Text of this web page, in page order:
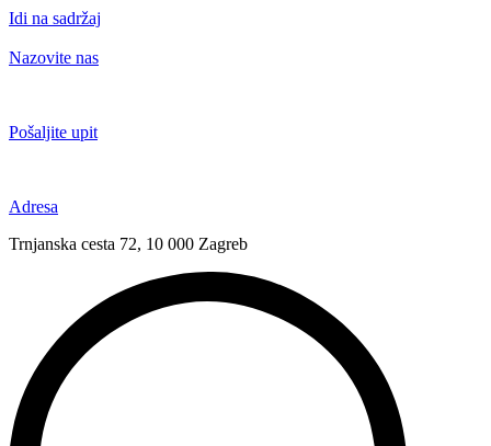
Idi na sadržaj
Nazovite nas
Pošaljite upit
Adresa
Trnjanska cesta 72, 10 000 Zagreb